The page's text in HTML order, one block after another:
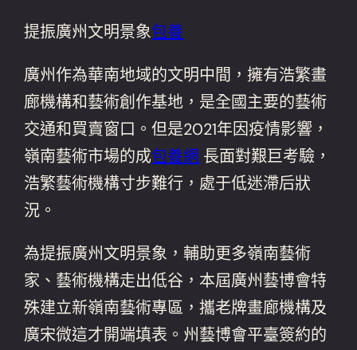
提振廣州文明景象包養
廣州作為華南地域的文明中間，擁有浩繁畫
廊機構和藝術創作基地，是全國主要的藝術
交通和買賣窗口。但是2021年因疫情影響，
嶺南藝術市場的成包養網 長面對艱巨考驗，
浩繁藝術機構寸步難行，處于低迷滯后狀
況。
為提振廣州文明景象，輔助更多嶺南藝術
家、藝術機構走出低谷，本屆廣州藝博會特
殊建立新嶺南藝術專區，攜老牌畫廊機構及
廣宋微這才開端填表。州藝博會平臺簽約的